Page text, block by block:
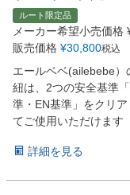
ルート限定品
メーカー希望小売価格
販売価格 ¥30,800税込
エールベベ(ailebebe）
紐は、2つの安全基準
準・EN基準」をクリア
てご使用いただけます
詳細を見る